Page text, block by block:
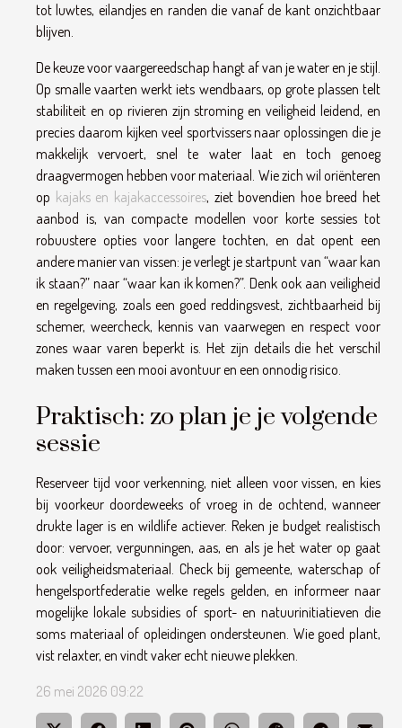
tot luwtes, eilandjes en randen die vanaf de kant onzichtbaar
blijven.
De keuze voor vaargereedschap hangt af van je water en je stijl.
Op smalle vaarten werkt iets wendbaars, op grote plassen telt
stabiliteit en op rivieren zijn stroming en veiligheid leidend, en
precies daarom kijken veel sportvissers naar oplossingen die je
makkelijk vervoert, snel te water laat en toch genoeg
draagvermogen hebben voor materiaal. Wie zich wil oriënteren
op kajaks en kajakaccessoires, ziet bovendien hoe breed het
aanbod is, van compacte modellen voor korte sessies tot
robuustere opties voor langere tochten, en dat opent een
andere manier van vissen: je verlegt je startpunt van “waar kan
ik staan?” naar “waar kan ik komen?”. Denk ook aan veiligheid
en regelgeving, zoals een goed reddingsvest, zichtbaarheid bij
schemer, weercheck, kennis van vaarwegen en respect voor
zones waar varen beperkt is. Het zijn details die het verschil
maken tussen een mooi avontuur en een onnodig risico.
Praktisch: zo plan je je volgende
sessie
Reserveer tijd voor verkenning, niet alleen voor vissen, en kies
bij voorkeur doordeweeks of vroeg in de ochtend, wanneer
drukte lager is en wildlife actiever. Reken je budget realistisch
door: vervoer, vergunningen, aas, en als je het water op gaat
ook veiligheidsmateriaal. Check bij gemeente, waterschap of
hengelsportfederatie welke regels gelden, en informeer naar
mogelijke lokale subsidies of sport- en natuurinitiatieven die
soms materiaal of opleidingen ondersteunen. Wie goed plant,
vist relaxter, en vindt vaker echt nieuwe plekken.
26 mei 2026 09:22